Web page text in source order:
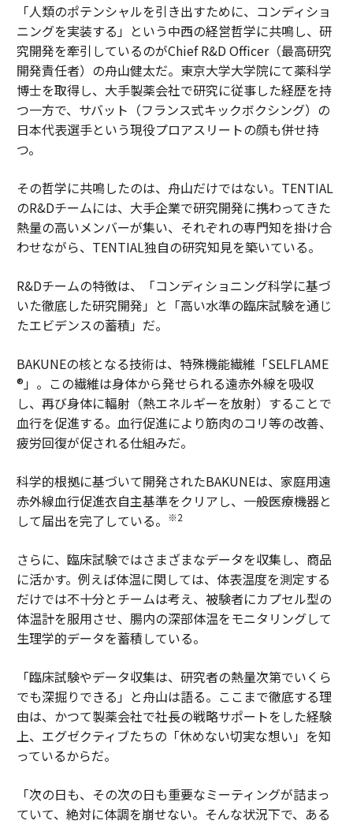
「人類のポテンシャルを引き出すために、コンディショ
ニングを実装する」という中西の経営哲学に共鳴し、研
究開発を牽引しているのがChief R&D Officer（最高研究
開発責任者）の舟山健太だ。東京大学大学院にて薬科学
博士を取得し、大手製薬会社で研究に従事した経歴を持
つ一方で、サバット（フランス式キックボクシング）の
日本代表選手という現役プロアスリートの顔も併せ持
つ。
その哲学に共鳴したのは、舟山だけではない。TENTIAL
のR&Dチームには、大手企業で研究開発に携わってきた
熱量の高いメンバーが集い、それぞれの専門知を掛け合
わせながら、TENTIAL独自の研究知見を築いている。
R&Dチームの特徴は、「コンディショニング科学に基づ
いた徹底した研究開発」と「高い水準の臨床試験を通じ
たエビデンスの蓄積」だ。
BAKUNEの核となる技術は、特殊機能繊維「SELFLAME
®」。この繊維は身体から発せられる遠赤外線を吸収
し、再び身体に輻射（熱エネルギーを放射）することで
血行を促進する。血行促進により筋肉のコリ等の改善、
疲労回復が促される仕組みだ。
科学的根拠に基づいて開発されたBAKUNEは、家庭用遠
赤外線血行促進衣自主基準をクリアし、一般医療機器と
して届出を完了している。
※2
さらに、臨床試験ではさまざまなデータを収集し、商品
に活かす。例えば体温に関しては、体表温度を測定する
だけでは不十分とチームは考え、被験者にカプセル型の
体温計を服用させ、腸内の深部体温をモニタリングして
生理学的データを蓄積している。
「臨床試験やデータ収集は、研究者の熱量次第でいくら
でも深掘りできる」と舟山は語る。ここまで徹底する理
由は、かつて製薬会社で社長の戦略サポートをした経験
上、エグゼクティブたちの「休めない切実な想い」を知
っているからだ。
「次の日も、その次の日も重要なミーティングが詰まっ
ていて、絶対に体調を崩せない。そんな状況下で、ある